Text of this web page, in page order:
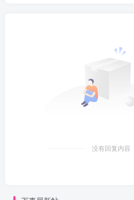
没有回复内容